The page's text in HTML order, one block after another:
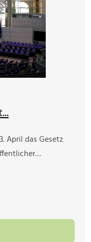
April das Gesetz